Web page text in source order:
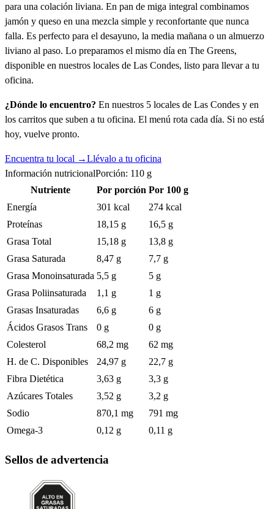
para una colación liviana. En pan de miga integral combinamos
jamón y queso en una mezcla simple y reconfortante que nunca
falla. Es perfecto para el desayuno, la media mañana o un almuerzo
liviano al paso. Lo preparamos el mismo día en The Greens,
disponible en nuestros locales de Las Condes, listo para llevar a tu
oficina.
¿Dónde lo encuentro? En nuestros 5 locales de Las Condes y en
los carritos que suben a tu oficina. El menú rota cada día. Si no está
hoy, vuelve pronto.
Encuentra tu local →Llévalo a tu oficina
Información nutricionalPorción: 110 g
Nutriente
Por porción Por 100 g
Energía
301 kcal
274 kcal
Proteínas
18,15 g
16,5 g
Grasa Total
15,18 g
13,8 g
Grasa Saturada
8,47 g
7,7 g
Grasa Monoinsaturada 5,5 g
5 g
Grasa Poliinsaturada
1,1 g
1 g
Grasas Insaturadas
6,6 g
6 g
Ácidos Grasos Trans
0 g
0 g
Colesterol
68,2 mg
62 mg
H. de C. Disponibles
24,97 g
22,7 g
Fibra Dietética
3,63 g
3,3 g
Azúcares Totales
3,52 g
3,2 g
Sodio
870,1 mg
791 mg
Omega-3
0,12 g 0,11 g
Sellos de advertencia